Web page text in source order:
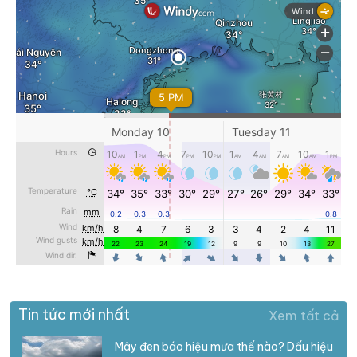
Tin tức mới nhất Xem tất cả
Mây đen báo hiệu mưa thế nào? Dấu hiệu